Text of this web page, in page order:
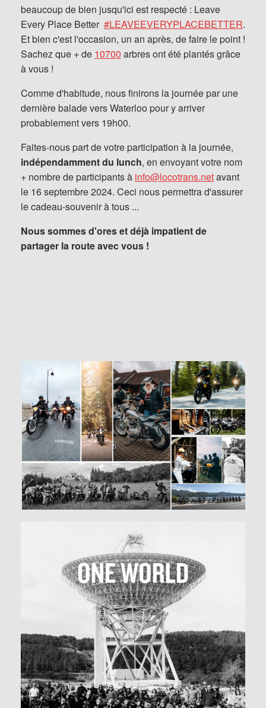
beaucoup de bien jusqu'ici est respecté : Leave
Every Place Better #LEAVEEVERYPLACEBETTER.
Et bien c'est l'occasion, un an après, de faire le point !
Sachez que + de 10700 arbres ont été plantés grâce
à vous !
Comme d'habitude, nous finirons la journée par une
dernière balade vers Waterloo pour y arriver
probablement vers 19h00.
Faites-nous part de votre participation à la journée,
indépendamment du lunch, en envoyant votre nom
+ nombre de participants à info@locotrans.netavant
le 16 septembre 2024. Ceci nous permettra d'assurer
le cadeau-souvenir à tous ...
Nous sommes d'ores et déjà impatient de
partager la route avec vous !